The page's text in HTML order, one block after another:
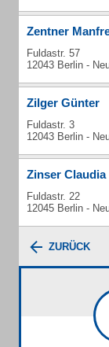
Zentner
Fuldastr. 57
12043 Berlin -
Zilger Günter
Fuldastr. 3
12043 Berlin -
Zinser Claudia
Fuldastr. 22
12045 Berlin -
ZURÜCK